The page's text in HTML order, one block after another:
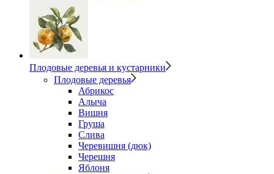
Плодовые деревья и кустарники
Плодовые деревья
Абрикос
Алыча
Вишня
Груша
Слива
Черевишня (дюк)
Черешня
Яблоня